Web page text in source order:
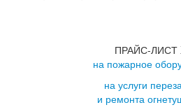
ПРАЙС-ЛИСТ
на пожарное
на услуги
и ремонта